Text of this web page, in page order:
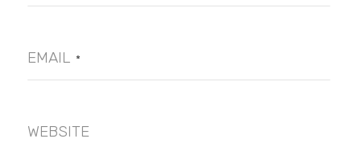
EMAIL *
WEBSITE